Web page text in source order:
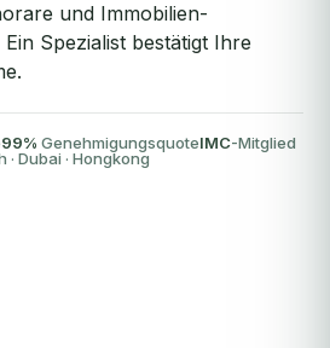
und Immobilien-
Spezialist bestätigt Ihre
99% GenehmigungsquoteIMC-Mitglied
· Dubai · Hongkong